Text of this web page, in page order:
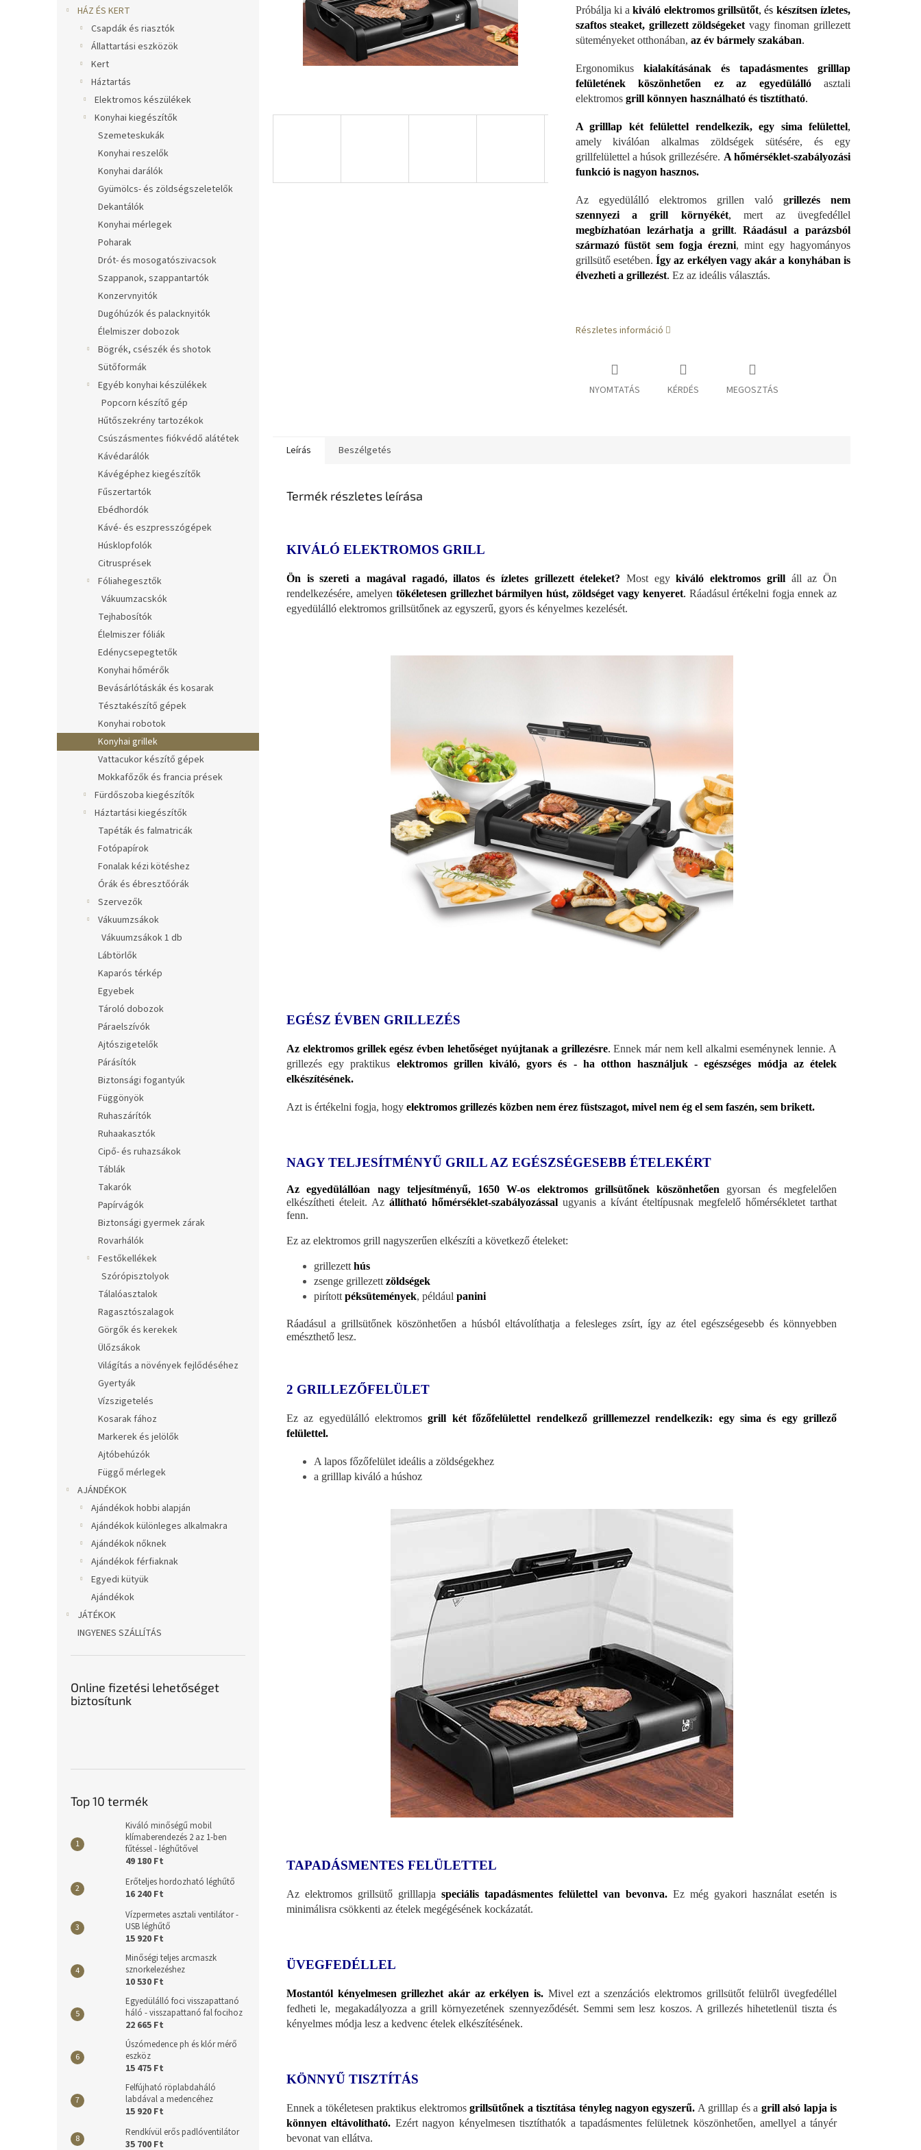
HÁZ ÉS KERT
Csapdák és riasztók
Állattartási eszközök
Kert
Háztartás
Elektromos készülékek
Konyhai kiegészítők
Szemeteskukák
Konyhai reszelők
Konyhai darálók
Gyümölcs- és zöldségszeletelők
Dekantálók
Konyhai mérlegek
Poharak
Drót- és mosogatószivacsok
Szappanok, szappantartók
Konzervnyitók
Dugóhúzók és palacknyitók
Élelmiszer dobozok
Bögrék, csészék és shotok
Sütőformák
Egyéb konyhai készülékek
Popcorn készítő gép
Hűtőszekrény tartozékok
Csúszásmentes fiókvédő alátétek
Kávédarálók
Kávégéphez kiegészítők
Fűszertartók
Ebédhordók
Kávé- és eszpresszógépek
Húsklopfolók
Citrusprések
Fóliahegesztők
Vákuumzacskók
Tejhabosítók
Élelmiszer fóliák
Edénycsepegtetők
Konyhai hőmérők
Bevásárlótáskák és kosarak
Tésztakészítő gépek
Konyhai robotok
Konyhai grillek
Vattacukor készítő gépek
Mokkafőzők és francia prések
Fürdőszoba kiegészítők
Háztartási kiegészítők
Tapéták és falmatricák
Fotópapírok
Fonalak kézi kötéshez
Órák és ébresztőórák
Szervezők
Vákuumzsákok
Vákuumzsákok 1 db
Lábtörlők
Kaparós térkép
Egyebek
Tároló dobozok
Páraelszívók
Ajtószigetelők
Párásítók
Biztonsági fogantyúk
Függönyök
Ruhaszárítók
Ruhaakasztók
Cipő- és ruhazsákok
Táblák
Takarók
Papírvágók
Biztonsági gyermek zárak
Rovarhálók
Festőkellékek
Szórópisztolyok
Tálalóasztalok
Ragasztószalagok
Görgők és kerekek
Ülőzsákok
Világítás a növények fejlődéséhez
Gyertyák
Vízszigetelés
Kosarak fához
Markerek és jelölők
Ajtóbehúzók
Függő mérlegek
AJÁNDÉKOK
Ajándékok hobbi alapján
Ajándékok különleges alkalmakra
Ajándékok nőknek
Ajándékok férfiaknak
Egyedi kütyük
Ajándékok
JÁTÉKOK
INGYENES SZÁLLÍTÁS
Online fizetési lehetőséget
biztosítunk
Top 10 termék
Kiváló minőségű mobil
klímaberendezés 2 az 1-ben
fűtéssel - léghűtővel
49 180 Ft
Erőteljes hordozható léghűtő
16 240 Ft
Vízpermetes asztali ventilátor -
USB léghűtő
15 920 Ft
Minőségi teljes arcmaszk
sznorkelezéshez
10 530 Ft
Egyedülálló foci visszapattanó
háló - visszapattanó fal focihoz
22 665 Ft
Úszómedence ph és klór mérő
eszköz
15 475 Ft
Felfújható röplabdaháló
labdával a medencéhez
15 920 Ft
Rendkívül erős padlóventilátor
35 700 Ft
Próbálja ki akiváló elektromos grillsütőt, és készítsen ízletes,
szaftos steaket, grillezett zöldségeketvagy finoman grillezett
süteményeket otthonában, az év bármely szakában.
Ergonomikus kialakításának és tapadásmentes grilllap
felületének köszönhetően ez az egyedülállóasztali
elektromos grill könnyen használható és tisztítható.
A grilllap két felülettel rendelkezik, egy sima felülettel,
amely kiválóan alkalmas zöldségek sütésére, és egy
grillfelülettel a húsok grillezésére. A hőmérséklet-szabályozási
funkció is nagyon hasznos.
Az egyedülálló elektromos grillen való grillezés nem
szennyezi a grill környékét, mert az üvegfedéllel
megbízhatóan lezárhatja a grillt.Ráadásul a parázsból
származó füstöt sem fogja érezni, mint egy hagyományos
grillsütő esetében. Így az erkélyen vagy akár a konyhában is
élvezheti a grillezést. Ez az ideális választás.
Részletes információ
NYOMTATÁS KÉRDÉS MEGOSZTÁS
Leírás Beszélgetés
Termék részletes leírása
KIVÁLÓ ELEKTROMOS GRILL
Ön is szereti a magával ragadó, illatos és ízletes grillezett ételeket? Most egykiváló elektromos grilláll az Ön
rendelkezésére, amelyen tökéletesen grillezhet bármilyen húst, zöldséget vagy kenyeret. Ráadásul értékelni fogja ennek az
egyedülálló elektromos grillsütőnek az egyszerű, gyors és kényelmes kezelését.
EGÉSZ ÉVBEN GRILLEZÉS
Az elektromos grillek egész évben lehetőséget nyújtanak a grillezésre. Ennek már nem kell alkalmi eseménynek lennie. A
grillezés egy praktikus elektromos grillen kiváló, gyors és - ha otthon használjuk - egészséges módja az ételek
elkészítésének.
Azt is értékelni fogja, hogy elektromos grillezés közben nem érez füstszagot, mivel nem ég el sem faszén, sem brikett.
NAGY TELJESÍTMÉNYŰ GRILL AZ EGÉSZSÉGESEBB ÉTELEKÉRT
Az egyedülállóan nagy teljesítményű, 1650 W-os elektromos grillsütőnek köszönhetően gyorsan és megfelelően
elkészítheti ételeit. Az állítható hőmérséklet-szabályozással ugyanis a kívánt ételtípusnak megfelelő hőmérsékletet tarthat
fenn.
Ez az elektromos grill nagyszerűen elkészíti a következő ételeket:
grillezett hús
zsenge grillezett zöldségek
pirított péksütemények, például panini
Ráadásul a grillsütőnek köszönhetően a húsból eltávolíthatja a felesleges zsírt, így az étel egészségesebb és könnyebben
emészthető lesz.
2 GRILLEZŐFELÜLET
Ez az egyedülálló elektromosgrill két főzőfelülettel rendelkező grilllemezzel rendelkezik: egy sima és egy grillező
felülettel.
A lapos főzőfelület ideális a zöldségekhez
a grilllap kiváló a húshoz
TAPADÁSMENTES FELÜLETTEL
Az elektromos grillsütő grilllapja speciális tapadásmentes felülettel van bevonva. Ez még gyakori használat esetén is
minimálisra csökkenti az ételek megégésének kockázatát.
ÜVEGFEDÉLLEL
Mostantól kényelmesen grillezhet akár az erkélyen is.Mivel ezt a szenzációs elektromos grillsütőt felülről üvegfedéllel
fedheti le, megakadályozza a grill környezetének szennyeződését. Semmi sem lesz koszos. A grillezés hihetetlenül tiszta és
kényelmes módja lesz a kedvenc ételek elkészítésének.
KÖNNYŰ TISZTÍTÁS
Ennek a tökéletesen praktikus elektromosgrillsütőnek a tisztítása tényleg nagyon egyszerű. A grilllap és a grill alsó lapja is
könnyen eltávolítható. Ezért nagyon kényelmesen tisztíthatók a tapadásmentes felületnek köszönhetően, amellyel a tányér
bevonat van ellátva.